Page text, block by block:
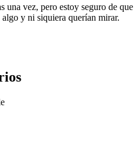
una vez, pero estoy seguro de que
y ni siquiera querían mirar.